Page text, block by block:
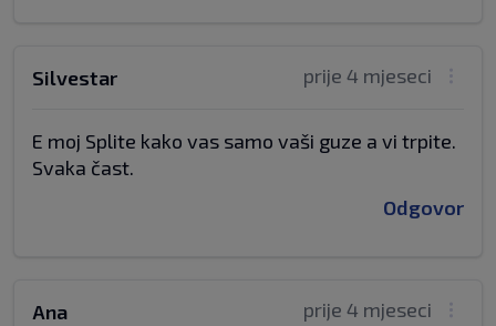
prije 4 mjeseci
Silvestar
E moj Splite kako vas samo vaši guze a vi trpite.
Svaka čast.
Odgovor
prije 4 mjeseci
Ana